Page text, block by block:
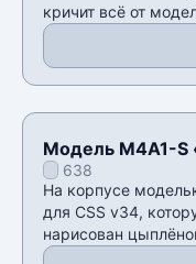
кричит всё от
Модель M4A1-S
v34638
На корпусе
для CSS v34,
нарисован